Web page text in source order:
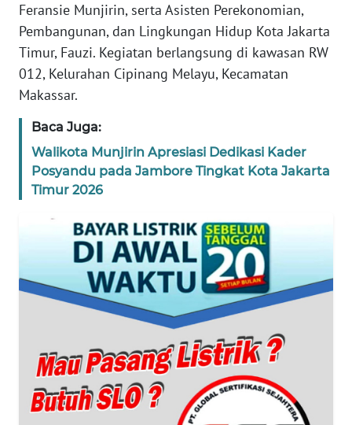
Feransie Munjirin, serta Asisten Perekonomian,
Pembangunan, dan Lingkungan Hidup Kota Jakarta
Timur, Fauzi. Kegiatan berlangsung di kawasan RW
012, Kelurahan Cipinang Melayu, Kecamatan
Makassar.
Baca Juga:
Walikota Munjirin Apresiasi Dedikasi Kader
Posyandu pada Jambore Tingkat Kota Jakarta
Timur 2026
WN
JAKARTA
WN
JABAR
WN
BANTEN
WN
WN
PAPUA
BARAT